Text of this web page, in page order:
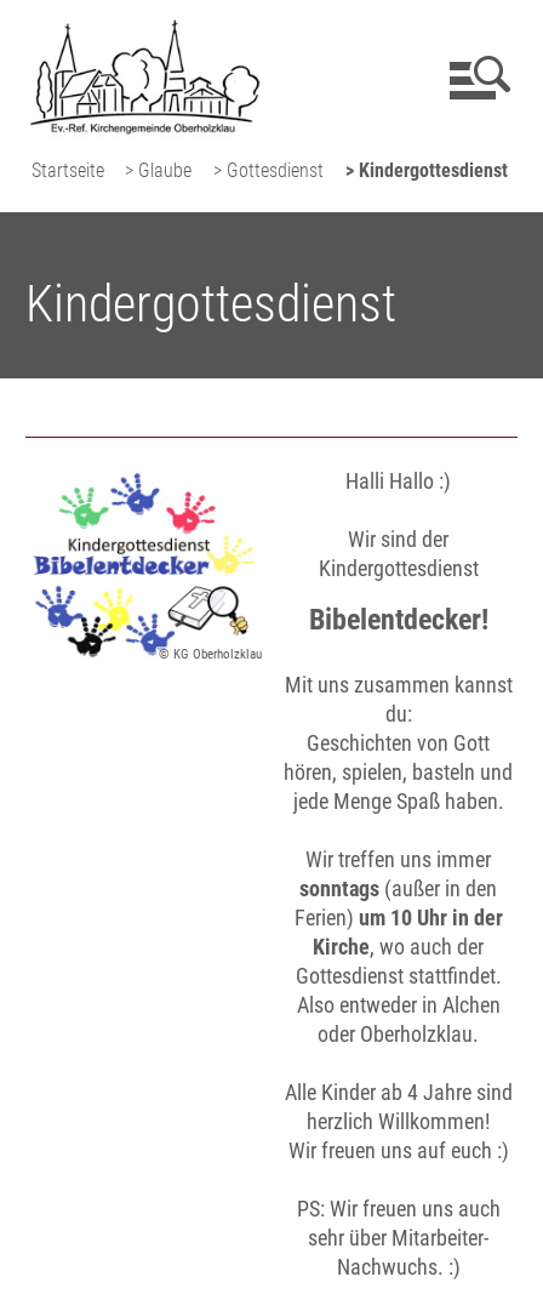
Startseite > Glaube > Gottesdienst > Kindergottesdienst
Kindergottesdienst
© KG Oberholzklau
Halli Hallo :)
Wir sind der
Kindergottesdienst
Bibelentdecker!
Mit uns zusammen kannst
du:
Geschichten von Gott
hören, spielen, basteln und
jede Menge Spaß haben.
Wir treffen uns immer
sonntags (außer in den
Ferien) um 10 Uhr in der
Kirche, wo auch der
Gottesdienst stattfindet.
Also entweder in Alchen
oder Oberholzklau.
Alle Kinder ab 4 Jahre sind
herzlich Willkommen!
Wir freuen uns auf euch :)
PS: Wir freuen uns auch
sehr über Mitarbeiter-
Nachwuchs. :)